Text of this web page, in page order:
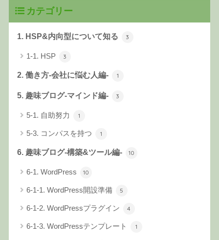
カテゴリー
1. HSP&内向型について知る 3
1-1. HSP 3
2. 働き方-会社に悩む人編- 1
5. 趣味ブログ-マインド編- 3
5-1. 自助努力 1
5-3. コンパスを持つ 1
6. 趣味ブログ-構築&ツール編- 10
6-1. WordPress 10
6-1-1. WordPress開設準備 5
6-1-2. WordPressプラグイン 4
6-1-3. WordPressテンプレート 1